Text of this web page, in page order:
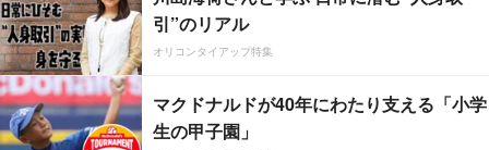
引”のリアル
オリコンタイアップ特集
マクドナルドが40年にわたり支える「小学
生の甲子園」